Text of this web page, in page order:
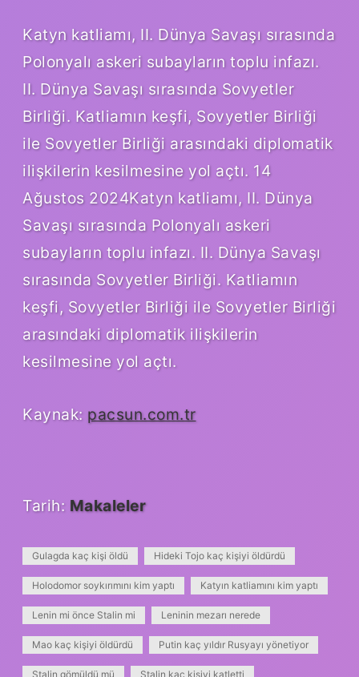
Katyn katliamı, II. Dünya Savaşı sırasında
Polonyalı askeri subayların toplu infazı.
II. Dünya Savaşı sırasında Sovyetler
Birliği. Katliamın keşfi, Sovyetler Birliği
ile Sovyetler Birliği arasındaki diplomatik
ilişkilerin kesilmesine yol açtı. 14
Ağustos 2024Katyn katliamı, II. Dünya
Savaşı sırasında Polonyalı askeri
subayların toplu infazı. II. Dünya Savaşı
sırasında Sovyetler Birliği. Katliamın
keşfi, Sovyetler Birliği ile Sovyetler Birliği
arasındaki diplomatik ilişkilerin
kesilmesine yol açtı.
Kaynak: pacsun.com.tr
Tarih: Makaleler
Gulagda kaç kişi öldü Hideki Tojo kaç kişiyi öldürdü
Holodomor soykırımını kim yaptı Katyın katliamını kim yaptı
Lenin mi önce Stalin mi Leninin mezarı nerede
Mao kaç kişiyi öldürdü Putin kaç yıldır Rusyayı yönetiyor
Stalin gömüldü mü Stalin kaç kişiyi katletti